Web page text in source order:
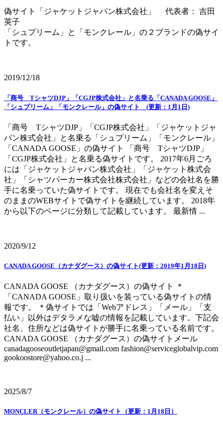
偽サイト「ジャケットジャパン株式会社」 代表者： 吉田
英子
「シュプリーム」と「モンクレール」の２ブランドの偽サイ
トです。
2019/12/18
「商号 TシャツDJP」「CGJP株式会社」と名乗る「CANADA GOOSE」
「シュプリーム」「モンクレール」の偽サイト (更新：1月1日)
「商号 TシャツDJP」「CGJP株式会社」「ジャケットジャ
パン株式会社」と名乗る「シュプリーム」「モンクレール」
「CANADA GOOSE」の偽サイト 「商号 TシャツDJP」
「CGJP株式会社」と名乗る偽サイトです。 2017年6月ごろ
には「ジャケットジャパン株式会社」「ジャケット株式会
社」「シャツパーカー株式会社株式会社」などの会社名を勝
手に名乗っていた偽サイトです。 現在でも会社名を変えそ
のままのWEBサイトで偽サイトを継続しています。 2018年
から以下のページに分類して記載しています。 最新情 ...
2020/9/12
CANADA GOOSE（カナダグース）の偽サイト(更新：2019年1月18日)
CANADA GOOSE （カナダグース）の偽サイト ＊
「CANADA GOOSE」取り扱いを装っている偽サイトの情
報です。 ＊偽サイトでは「Webアドレス」「メール」「支
払い」以外はデタラメな嘘の情報を記載しています。下記会
社名、住所などは偽サイトが勝手に名乗っている名前です。
CANADA GOOSE （カナダグース）の偽サイトメール
canadagooseoutletjapan@gmail.com fashion@serviceglobalvip.com
gookoostore@yahoo.co.j ...
2025/8/7
MONCLER（モンクレール）の偽サイト（更新：1月18日）